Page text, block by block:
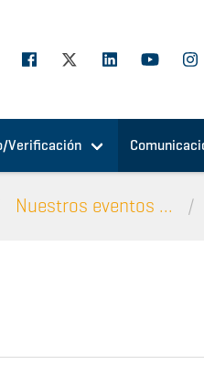
Verificación
Nuestros eventos ...